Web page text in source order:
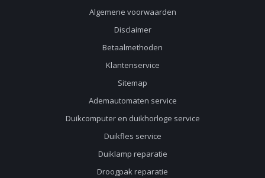
Algemene voorwaarden
Disclaimer
Betaalmethoden
Klantenservice
Sitemap
Ademautomaten service
Duikcomputer en duikhorloge service
Duikfles service
Duiklamp reparatie
Droogpak reparatie